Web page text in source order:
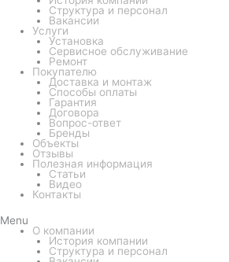
Структура и персонал
Вакансии
Услуги
Установка
Сервисное обслуживание
Ремонт
Покупателю
Доставка и монтаж
Способы оплаты
Гарантия
Договора
Вопрос-ответ
Бренды
Объекты
Отзывы
Полезная информация
Статьи
Видео
Контакты
Menu
О компании
История компании
Структура и персонал